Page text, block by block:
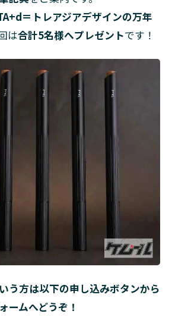
＝トレアジアデザインの万年
は合計5名様へプレゼントです！
う方は以下の申し込みボタンから
ームへどうぞ！